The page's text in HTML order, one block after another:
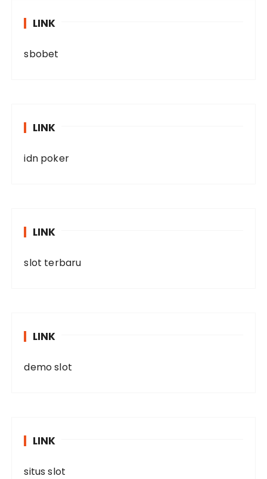
LINK
sbobet
LINK
idn poker
LINK
slot terbaru
LINK
demo slot
LINK
situs slot